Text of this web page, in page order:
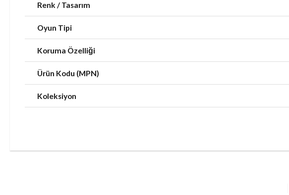
Renk / Tasarım
Oyun Tipi
Koruma Özelliği
Ürün Kodu (MPN)
Koleksiyon